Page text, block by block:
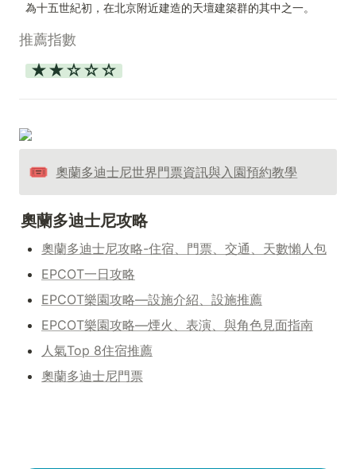
為十五世紀初，在北京附近建造的天壇建築群的其中之一。
推薦指數
★★☆☆☆
🎟️ 奧蘭多迪士尼世界門票資訊與入園預約教學
奧蘭多迪士尼攻略
奧蘭多迪士尼攻略-住宿、門票、交通、天數懶人包
EPCOT一日攻略
EPCOT樂園攻略—設施介紹、設施推薦
EPCOT樂園攻略—煙火、表演、與角色見面指南
人氣Top 8住宿推薦
奧蘭多迪士尼門票